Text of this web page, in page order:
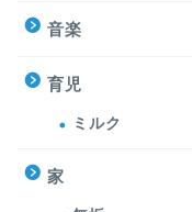
音楽
育児
ミルク
家